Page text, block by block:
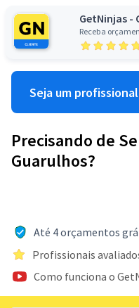
GetNinjas -
Receba
Seja um profissional
Precisando de
Guarulhos?
Até 4 orçamentos
Profissionais
Como funciona o